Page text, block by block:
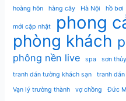
hoàng hôn hàng cây Hà Nội hồ bơi
mới cập nhật phong
phòng khách
phông nền live spa sơn thủy
tranh dán tường khách sạn
tranh
Vạn lý trường thành
vợ chồng Đức